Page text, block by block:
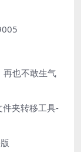
再也不敢生气
夹转移工具-